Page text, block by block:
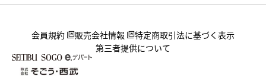
会員規約 販売会社情報
特定商取引法に基づく表示
第三者提供について